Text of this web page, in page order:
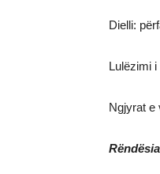
Dielli:
Lulëzimi
Ngjyrat e